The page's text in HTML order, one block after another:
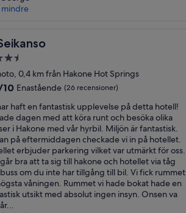
mindre
0,4 km från Hakone Hot Springs
10 Enastående (26 recensioner)
haft en fantastisk upplevelse på detta hotell!
dagen med att köra runt och besöka olika
i Hakone med vår hyrbil. Miljön är fantastisk.
på eftermiddagen checkade vi in på hotellet.
erbjuder parkering vilket var utmärkt för oss.
bra att ta sig till hakone och hotellet via tåg
om du inte har tillgång till bil. Vi fick rummet
våningen. Rummet vi hade bokat hade en
utsikt med absolut ingen insyn. Onsen va